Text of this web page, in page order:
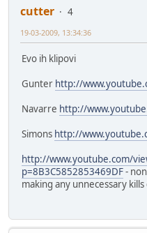
cutter
4
19-03-2009, 13:34:36
Evo ih klipovi
Gunter http://
Navarre http://
Simons http://
http://www.youtube.com/
p=8B3C5852853469DF-
making any unnecessary